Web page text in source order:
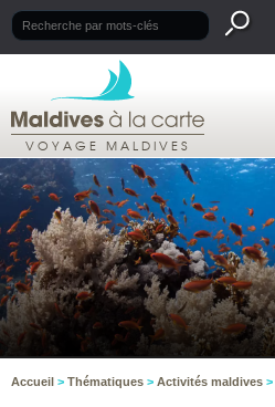
VOYAGE MALDIVES
Accueil > Thématiques > Activités maldives >